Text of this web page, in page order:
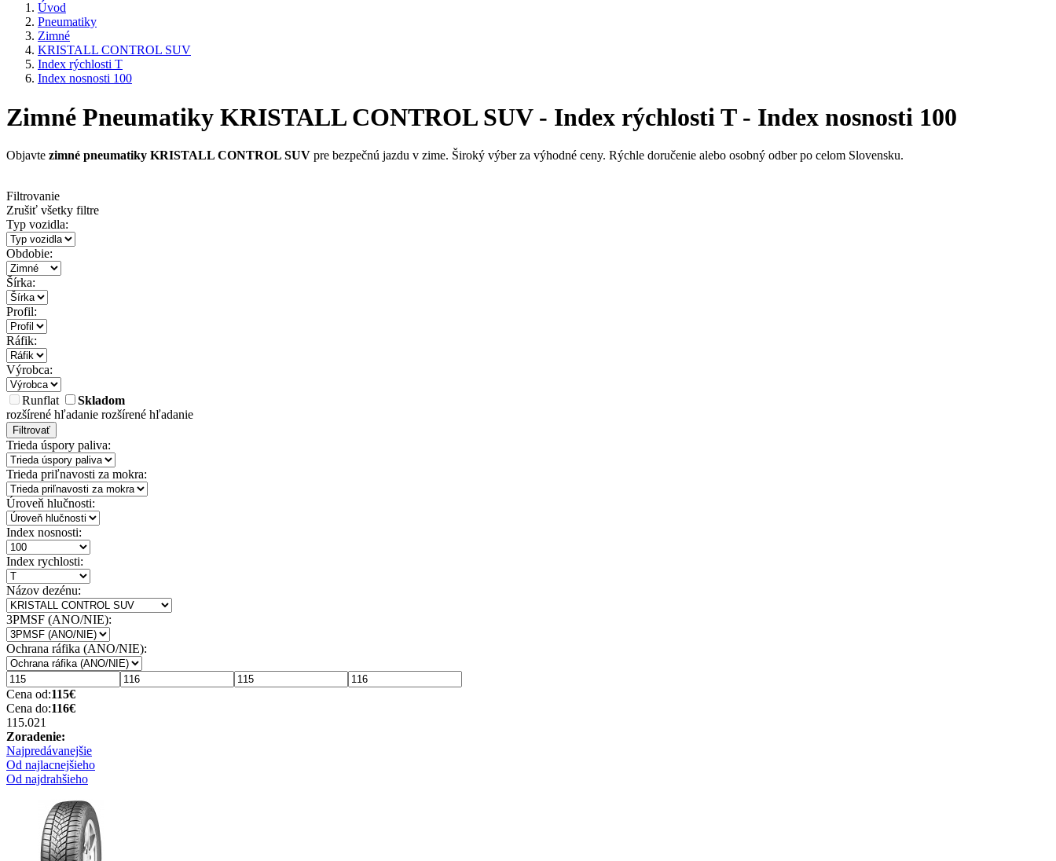
Úvod
Pneumatiky
Zimné
KRISTALL CONTROL SUV
Index rýchlosti T
Index nosnosti 100
Zimné Pneumatiky KRISTALL CONTROL SUV - Index rýchlosti T - Index nosnosti 100
Objavte zimné pneumatiky KRISTALL CONTROL SUV pre bezpečnú jazdu v zime. Široký výber za výhodné ceny. Rýchle doručenie alebo osobný odber po celom Slovensku.
Filtrovanie
Zrušiť všetky filtre
Typ vozidla:
Obdobie:
Šírka:
Profil:
Ráfik:
Výrobca:
Runflat
Skladom
rozšírené hľadanie rozšírené hľadanie
Filtrovať
Trieda úspory paliva:
Trieda priľnavosti za mokra:
Úroveň hlučnosti:
Index nosnosti:
Index rychlosti:
Názov dezénu:
3PMSF (ANO/NIE):
Ochrana ráfika (ANO/NIE):
Cena od:115€
Cena do:116€
115.021
Zoradenie:
Najpredávanejšie
Od najlacnejšieho
Od najdrahšieho